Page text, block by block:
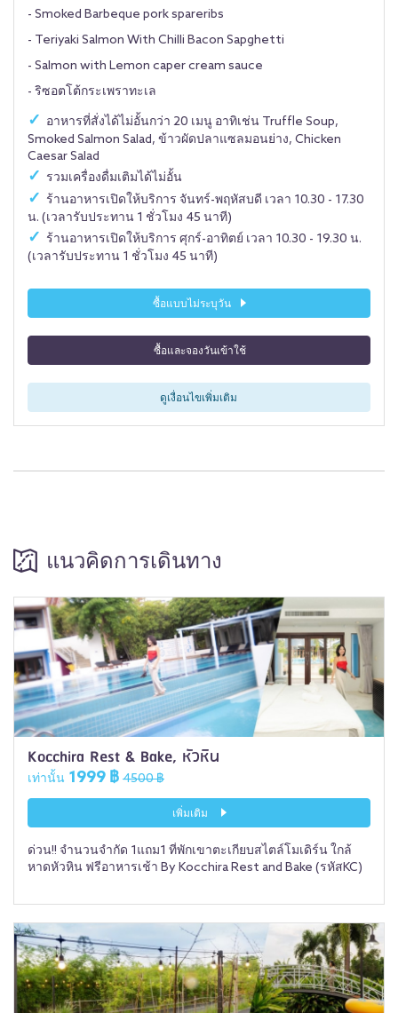
- Smoked Barbeque pork spareribs
- Teriyaki Salmon With Chilli Bacon Sapghetti
- Salmon with Lemon caper cream sauce
- ริซอตโต้กระเพราทะเล
อาหารที่สั่งได้ไม่อั้นกว่า 20 เมนู อาทิเช่น Truffle Soup,
Smoked Salmon Salad, ข้าวผัดปลาแซลมอนย่าง, Chicken
Caesar Salad
รวมเครื่องดื่มเติมได้ไม่อั้น
ร้านอาหารเปิดให้บริการ จันทร์-พฤหัสบดี เวลา 10.30 - 17.30
น. (เวลารับประทาน 1 ชั่วโมง 45 นาที)
ร้านอาหารเปิดให้บริการ ศุกร์-อาทิตย์ เวลา 10.30 - 19.30 น.
(เวลารับประทาน 1 ชั่วโมง 45 นาที)
ซื้อแบบไม่ระบุวัน
ซื้อและจองวันเข้าใช้
ดูเงื่อนไขเพิ่มเติม
แนวคิดการเดินทาง
Kocchira Rest & Bake, หัวหิน
เท่านั้น 1999 ฿ 4500 ฿
เพิ่มเติม
ด่วน!! จำนวนจำกัด 1แถม1 ที่พักเขาตะเกียบสไตล์โมเดิร์น ใกล้
หาดหัวหิน ฟรีอาหารเช้า By Kocchira Rest and Bake (รหัสKC)